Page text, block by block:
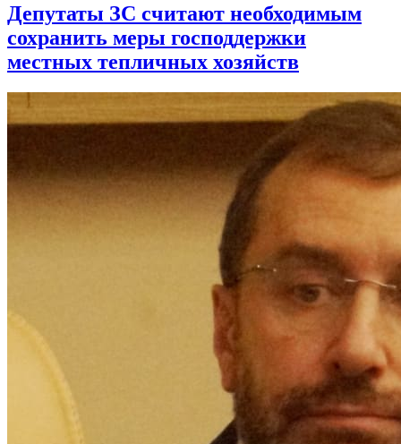
Депутаты ЗС считают необходимым
сохранить меры господдержки
местных тепличных хозяйств